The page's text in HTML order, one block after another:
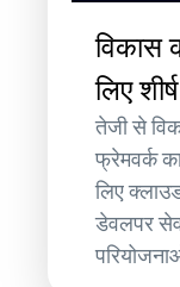
विकास
लिए
तेजी से
फ्रेमवर्क
लिए
डेवलपर